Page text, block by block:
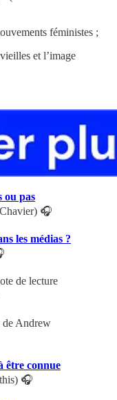
féministes ;
et l’image
ou pas
🎧
les médias ?
de lecture
Andrew
être connue
🎧